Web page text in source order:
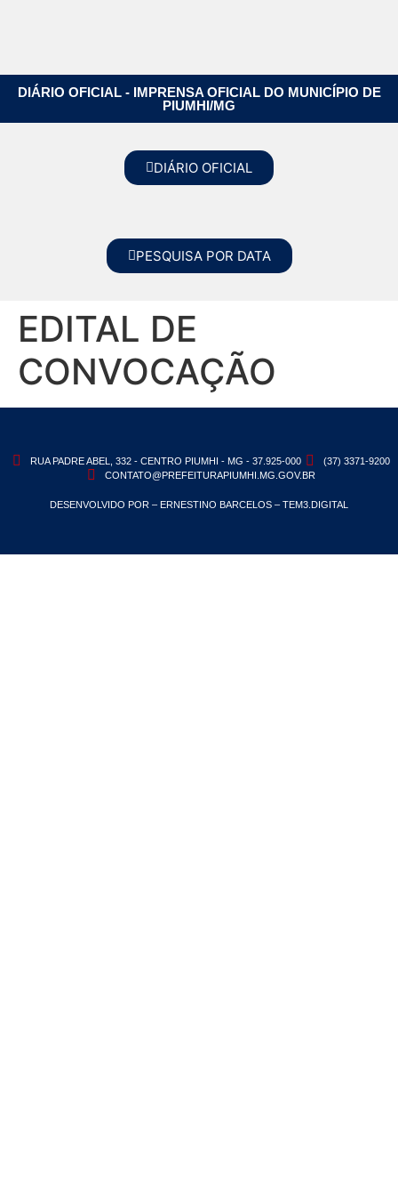
DIÁRIO OFICIAL - IMPRENSA OFICIAL DO MUNICÍPIO DE
PIUMHI/MG
DIÁRIO OFICIAL
PESQUISA POR DATA
EDITAL DE
CONVOCAÇÃO
RUA PADRE ABEL, 332 - CENTRO PIUMHI - MG - 37.925-000
(37) 3371-9200
CONTATO@PREFEITURAPIUMHI.MG.GOV.BR
DESENVOLVIDO POR – ERNESTINO BARCELOS – TEM3.DIGITAL